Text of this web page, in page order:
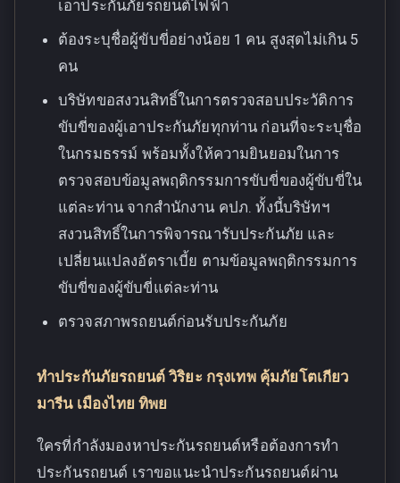
เอาประกันภัยรถยนต์ไฟฟ้า
ต้องระบุชื่อผู้ขับขี่อย่างน้อย 1 คน สูงสุดไม่เกิน 5
คน
บริษัทขอสงวนสิทธิ์ในการตรวจสอบประวัติการ
ขับขี่ของผู้เอาประกันภัยทุกท่าน ก่อนที่จะระบุชื่อ
ในกรมธรรม์ พร้อมทั้งให้ความยินยอมในการ
ตรวจสอบข้อมูลพฤติกรรมการขับขี่ของผู้ขับขี่ใน
แต่ละท่าน จากสำนักงาน คปภ. ทั้งนี้บริษัทฯ
สงวนสิทธิ์ในการพิจารณารับประกันภัย และ
เปลี่ยนแปลงอัตราเบี้ย ตามข้อมูลพฤติกรรมการ
ขับขี่ของผู้ขับขี่แต่ละท่าน
ตรวจสภาพรถยนต์ก่อนรับประกันภัย
ทำประกันภัยรถยนต์ วิริยะ กรุงเทพ คุ้มภัยโตเกียว
มารีน เมืองไทย ทิพย
ใครที่กำลังมองหาประกันรถยนต์หรือต้องการทำ
ประกันรถยนต์ เราขอแนะนำประกันรถยนต์ผ่าน